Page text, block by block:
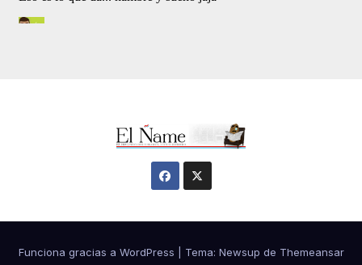
Funciona gracias a WordPress Tema: Newsup de Themeansar